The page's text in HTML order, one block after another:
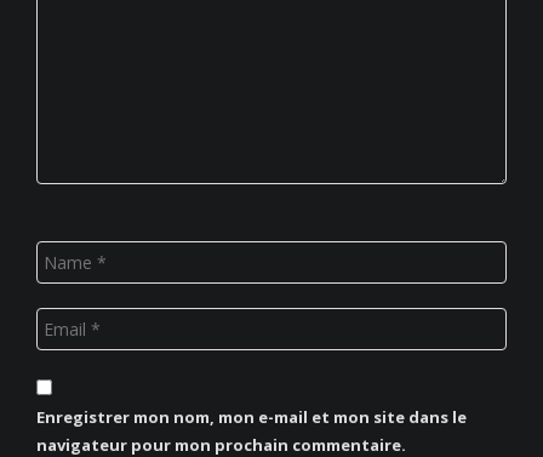
Enregistrer mon nom, mon e-mail et mon site dans le
navigateur pour mon prochain commentaire.